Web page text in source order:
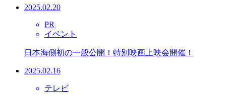
2025.02.20
PR
イベント
日本海側初の一般公開！特別映画上映会開催！
2025.02.16
テレビ